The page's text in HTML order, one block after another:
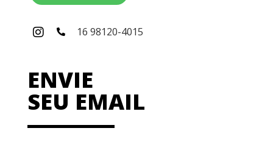
16 98120-4015
ENVIE
SEU EMAIL